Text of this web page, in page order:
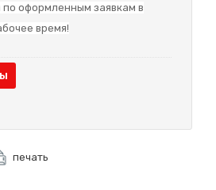
оформленным заявкам в
время!
печать